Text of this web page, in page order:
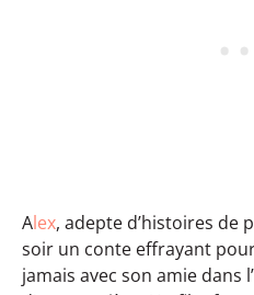
Alex, adepte d’histoires de
soir un conte effrayant
jamais avec son amie dans